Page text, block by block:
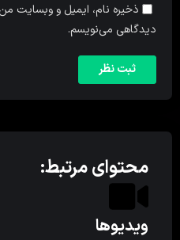
ذخیره نام، ایمیل و وبسایت من
دیدگاهی می‌نویسم.
محتوای مرتبط:
ویدیوها